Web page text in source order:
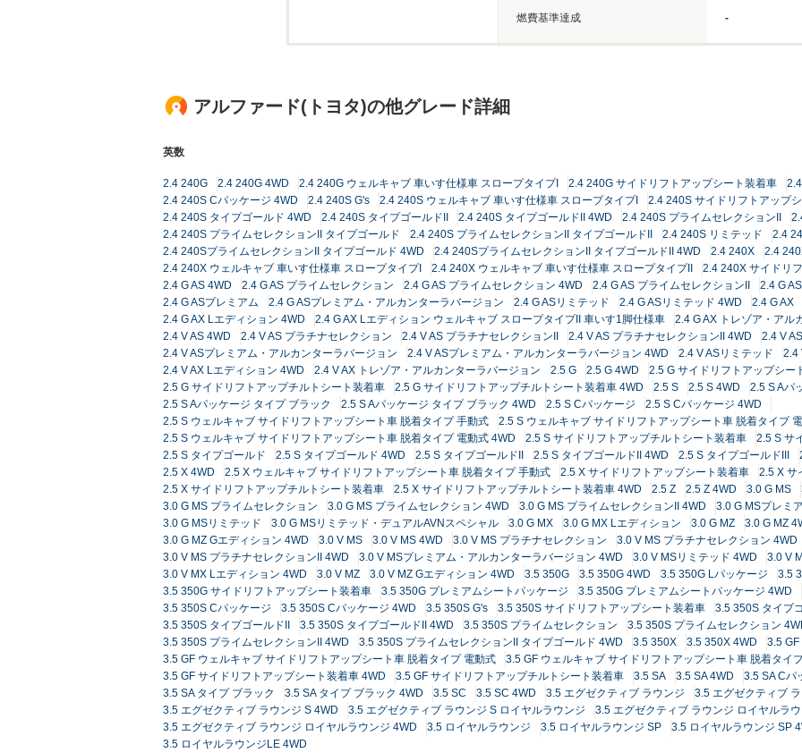
燃費基準達成 -
アルファード(トヨタ)の他グレード詳細
英数
2.4 240G 2.4 240G 4WD 2.4 240G ウェルキャブ 車いす仕様車 スロープタイプI 2.4 240G サイドリフトアップシート装着車
2.4 240S Cパッケージ 4WD
2.4 240S G's 2.4 240S ウェルキャブ 車いす仕様車 スロープタイプI
2.4 240S サイドリフトアップ
2.4 240S タイプゴールド 4WD
2.4 240S タイプゴールドII 2.4 240S タイプゴールドII 4WD 2.4 240S プライムセレクションII
2.4 240S プライムセレクションII タイプゴールド
2.4 240S プライムセレクションII タイプゴールドII 2.4 240S リミテッド
2.4
2.4 240SプライムセレクションII タイプゴールド 4WD
2.4 240SプライムセレクションII タイプゴールドII 4WD 2.4 240X
2.4
2.4 240X ウェルキャブ 車いす仕様車 スロープタイプI
2.4 240X ウェルキャブ 車いす仕様車 スロープタイプII
2.4 240X サイドリ
2.4 G AS 4WD
2.4 G AS プライムセレクション 2.4 G AS プライムセレクション 4WD 2.4 G AS プライムセレクションII
2.4 G
2.4 G ASプレミアム
2.4 G ASプレミアム・アルカンターラバージョン 2.4 G ASリミテッド 2.4 G ASリミテッド 4WD
2.4 G AX
2.4 G AX Lエディション 4WD
2.4 G AX Lエディション ウェルキャブ スロープタイプII 車いす1脚仕様車
2.4 G AX トレゾア・アル
2.4 V AS 4WD
2.4 V AS プラチナセレクション 2.4 V AS プラチナセレクションII 2.4 V AS プラチナセレクションII 4WD
2.4 V
2.4 V ASプレミアム・アルカンターラバージョン
2.4 V ASプレミアム・アルカンターラバージョン 4WD 2.4 V ASリミテッド
2.4
2.4 V AX Lエディション 4WD
2.4 V AX トレゾア・アルカンターラバージョン 2.5 G 2.5 G 4WD
2.5 G サイドリフトアップシー
2.5 G サイドリフトアップチルトシート装着車
2.5 G サイドリフトアップチルトシート装着車 4WD 2.5 S 2.5 S 4WD
2.5 S Aパ
2.5 S Aパッケージ タイプ ブラック
2.5 S Aパッケージ タイプ ブラック 4WD 2.5 S Cパッケージ
2.5 S Cパッケージ 4WD
2.5 S ウェルキャブ サイドリフトアップシート車 脱着タイプ 手動式
2.5 S ウェルキャブ サイドリフトアップシート車 脱着タイプ
2.5 S ウェルキャブ サイドリフトアップシート車 脱着タイプ 電動式 4WD
2.5 S サイドリフトアップチルトシート装着車
2.5 S サ
2.5 S タイプゴールド
2.5 S タイプゴールド 4WD 2.5 S タイプゴールドII 2.5 S タイプゴールドII 4WD 2.5 S タイプゴールドIII
2.5 X 4WD
2.5 X ウェルキャブ サイドリフトアップシート車 脱着タイプ 手動式 2.5 X サイドリフトアップシート装着車
2.5 X サ
2.5 X サイドリフトアップチルトシート装着車
2.5 X サイドリフトアップチルトシート装着車 4WD 2.5 Z 2.5 Z 4WD 3.0 G MS
3.0 G MS プライムセレクション
3.0 G MS プライムセレクション 4WD 3.0 G MS プライムセレクションII 4WD
3.0 G MSプレミ
3.0 G MSリミテッド
3.0 G MSリミテッド・デュアルAVNスペシャル 3.0 G MX 3.0 G MX Lエディション 3.0 G MZ
3.0 G MZ
3.0 G MZ Gエディション 4WD
3.0 V MS 3.0 V MS 4WD 3.0 V MS プラチナセレクション
3.0 V MS プラチナセレクション 4WD
3.0 V MS プラチナセレクションII 4WD
3.0 V MSプレミアム・アルカンターラバージョン 4WD 3.0 V MSリミテッド 4WD
3.0 V
3.0 V MX Lエディション 4WD
3.0 V MZ 3.0 V MZ Gエディション 4WD 3.5 350G 3.5 350G 4WD 3.5 350G Lパッケージ
3.5
3.5 350G サイドリフトアップシート装着車
3.5 350G プレミアムシートパッケージ
3.5 350G プレミアムシートパッケージ 4WD
3.5 350S Cパッケージ
3.5 350S Cパッケージ 4WD 3.5 350S G's 3.5 350S サイドリフトアップシート装着車
3.5 350S タイプ
3.5 350S タイプゴールドII
3.5 350S タイプゴールドII 4WD 3.5 350S プライムセレクション
3.5 350S プライムセレクション
3.5 350S プライムセレクションII 4WD
3.5 350S プライムセレクションII タイプゴールド 4WD 3.5 350X 3.5 350X 4WD
3.5 GF
3.5 GF ウェルキャブ サイドリフトアップシート車 脱着タイプ 電動式
3.5 GF ウェルキャブ サイドリフトアップシート車 脱着タイ
3.5 GF サイドリフトアップシート装着車 4WD
3.5 GF サイドリフトアップチルトシート装着車 3.5 SA 3.5 SA 4WD
3.5 SA Cパ
3.5 SA タイプ ブラック
3.5 SA タイプ ブラック 4WD 3.5 SC 3.5 SC 4WD 3.5 エグゼクティブ ラウンジ
3.5 エグゼクティブ
3.5 エグゼクティブ ラウンジ S 4WD
3.5 エグゼクティブ ラウンジ S ロイヤルラウンジ
3.5 エグゼクティブ ラウンジ ロイヤルラ
3.5 エグゼクティブ ラウンジ ロイヤルラウンジ 4WD
3.5 ロイヤルラウンジ 3.5 ロイヤルラウンジ SP
3.5 ロイヤルラウンジ SP
3.5 ロイヤルラウンジLE 4WD